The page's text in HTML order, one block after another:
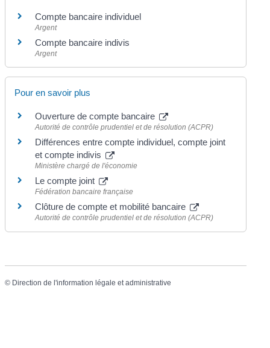
Compte bancaire individuel
Argent
Compte bancaire indivis
Argent
Pour en savoir plus
Ouverture de compte bancaire
Autorité de contrôle prudentiel et de résolution (ACPR)
Différences entre compte individuel, compte joint
et compte indivis
Ministère chargé de l'économie
Le compte joint
Fédération bancaire française
Clôture de compte et mobilité bancaire
Autorité de contrôle prudentiel et de résolution (ACPR)
© Direction de l'information légale et administrative